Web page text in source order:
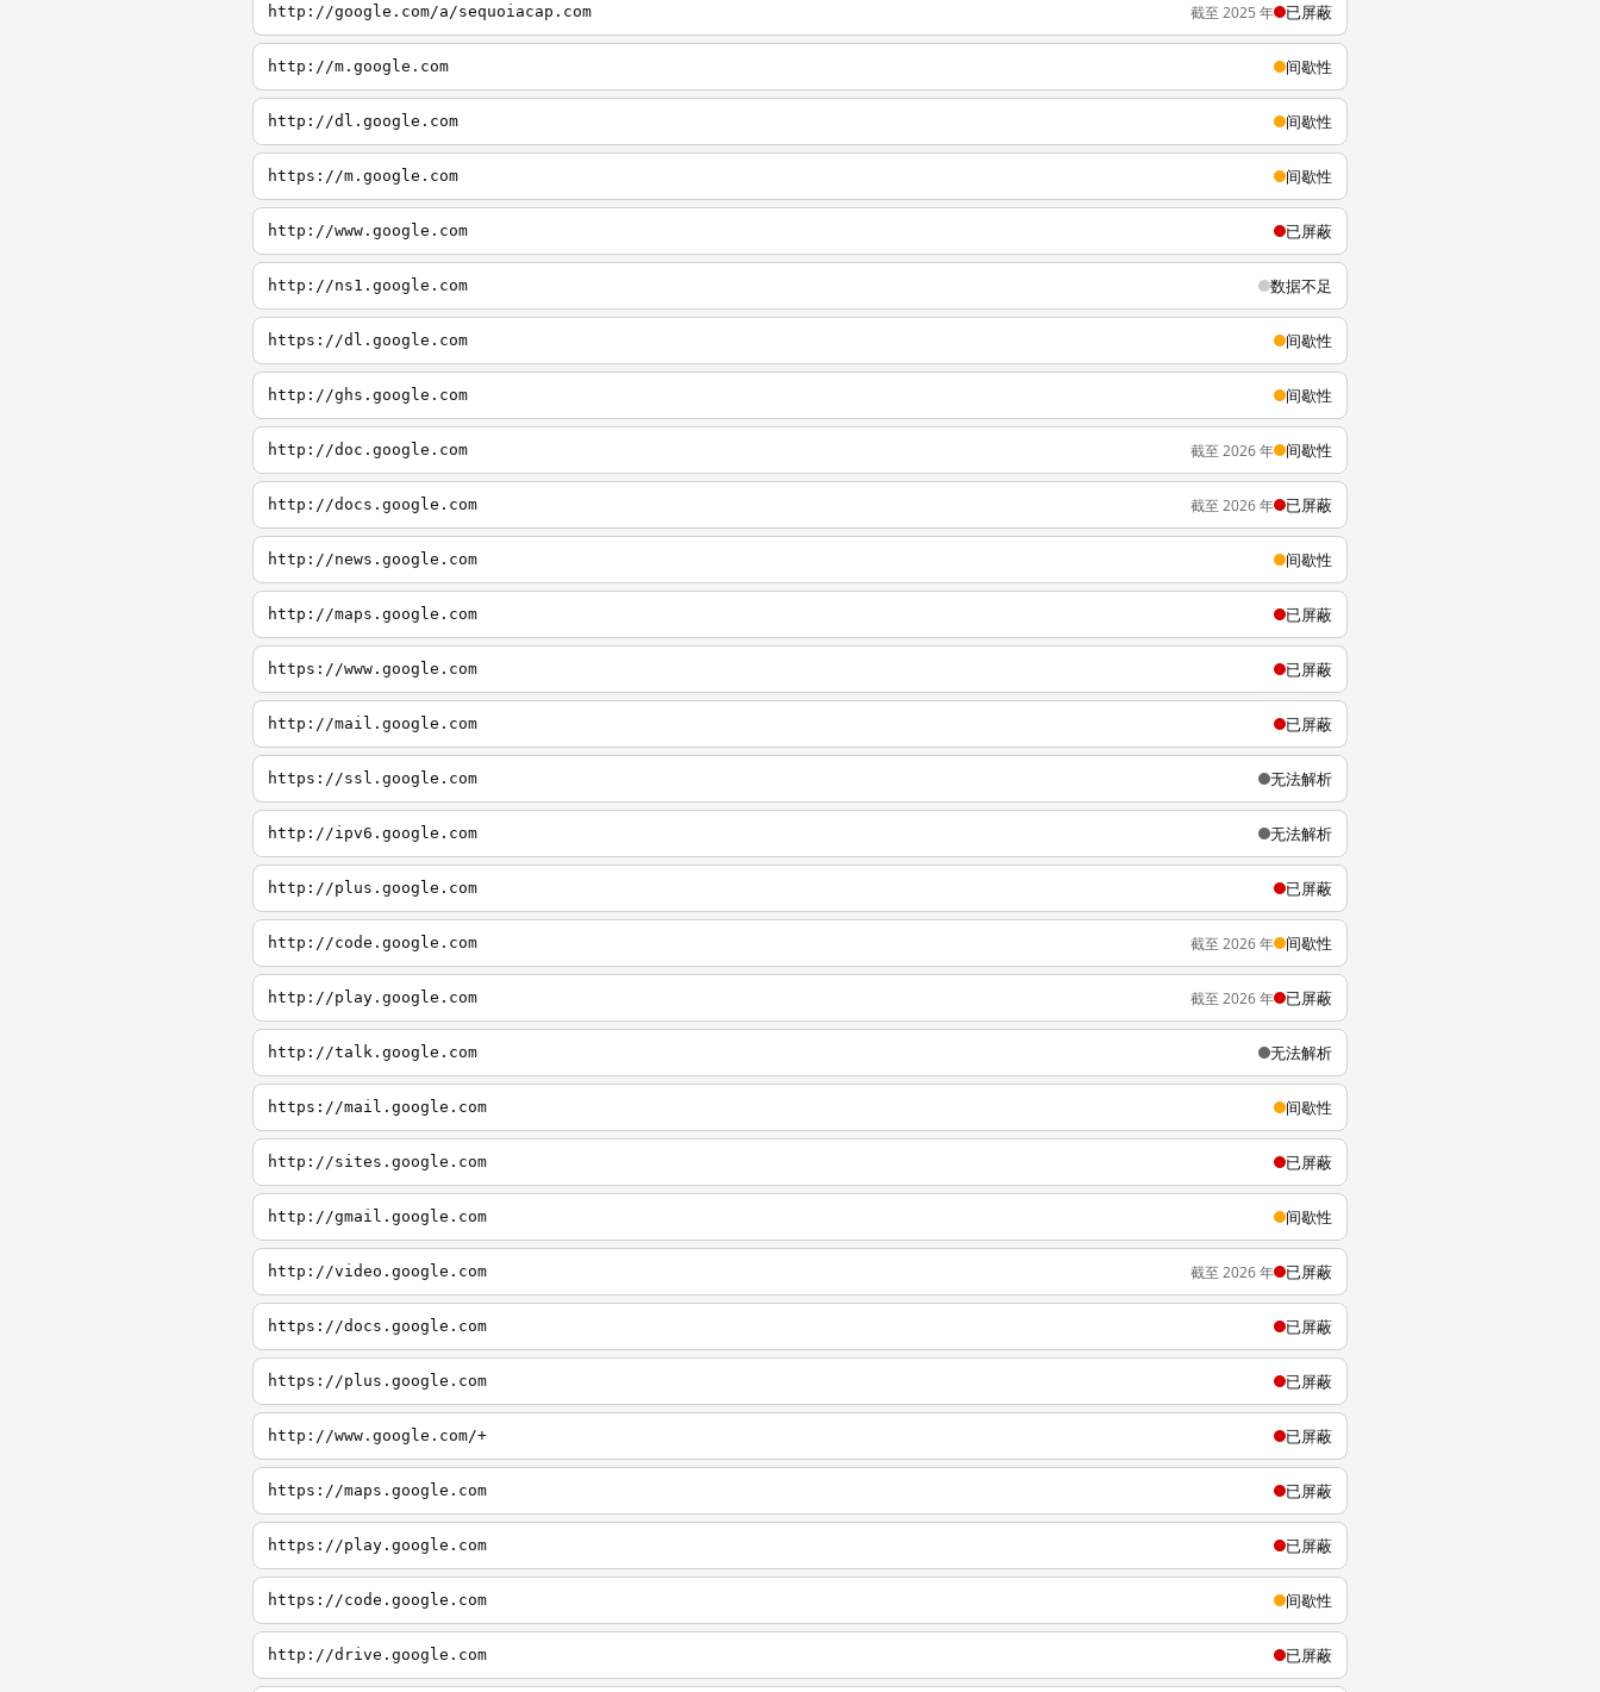
http://google.com/a/sequoiacap.com 截至 2025 年 已屏蔽
http://m.google.com 间歇性
http://dl.google.com 间歇性
https://m.google.com 间歇性
http://www.google.com 已屏蔽
http://ns1.google.com 数据不足
https://dl.google.com 间歇性
http://ghs.google.com 间歇性
http://doc.google.com 截至 2026 年 间歇性
http://docs.google.com 截至 2026 年 已屏蔽
http://news.google.com 间歇性
http://maps.google.com 已屏蔽
https://www.google.com 已屏蔽
http://mail.google.com 已屏蔽
https://ssl.google.com 无法解析
http://ipv6.google.com 无法解析
http://plus.google.com 已屏蔽
http://code.google.com 截至 2026 年 间歇性
http://play.google.com 截至 2026 年 已屏蔽
http://talk.google.com 无法解析
https://mail.google.com 间歇性
http://sites.google.com 已屏蔽
http://gmail.google.com 间歇性
http://video.google.com 截至 2026 年 已屏蔽
https://docs.google.com 已屏蔽
https://plus.google.com 已屏蔽
http://www.google.com/+ 已屏蔽
https://maps.google.com 已屏蔽
https://play.google.com 已屏蔽
https://code.google.com 间歇性
http://drive.google.com 已屏蔽